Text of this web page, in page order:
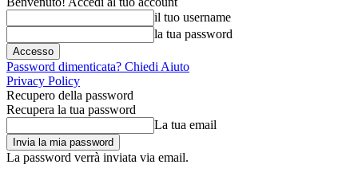
il tuo username
la tua password
Password dimenticata? Chiedi Aiuto
Privacy Policy
Recupero della password
Recupera la tua password
La tua email
La password verrà inviata via email.